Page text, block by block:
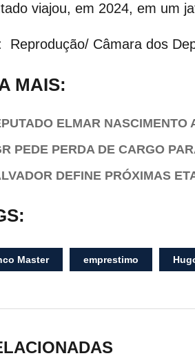
viajou, em 2024, em um
Reprodução/ Câmara dos
MAIS:
ELMAR
PEDE PERDA DE CARGO
DEFINE PRÓXIMAS
Master emprestimo